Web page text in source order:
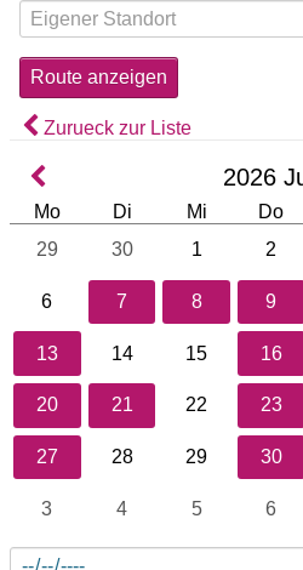
Zurueck zur Liste
2026
Mo Di Mi Do
29
30 1 2
6 7 8 9
13 14 15 16
20 21 22 23
27 28 29 30
3 4 5 6